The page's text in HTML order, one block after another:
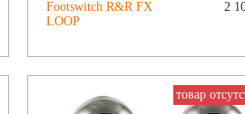
Footswitch R&R FX
LOOP
2
товар